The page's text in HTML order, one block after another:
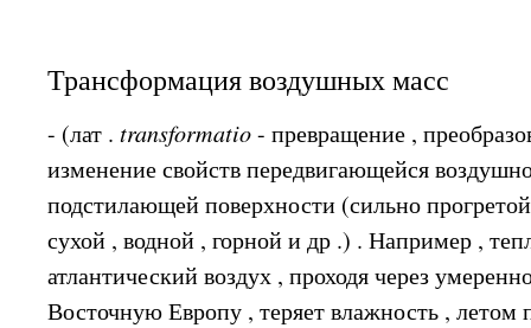
Трансформация воздушных масс
- (лат .transformatio- превращение ,
изменение свойств передвигающейся
подстилающей поверхности (сильно
сухой , водной , горной и др .) . Например ,
атлантический воздух , проходя через
Восточную Европу , теряет влажность , летом